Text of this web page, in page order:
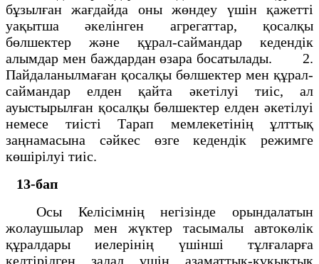
бұзылған жағдайда оны жөндеу үшiн қажеттi
уақытша әкелiнген агрегаттар, қосалқы
бөлшектер және құрал-саймандар кедендiк
алымдар мен баждардан өзара босатылады. 2.
Пайдаланылмаған қосалқы бөлшектер мен құрал-
саймандар елден қайта әкетiлуi тиiс, ал
ауыстырылған қосалқы бөлшектер елден әкетiлуi
немесе тиiстi Тарап мемлекетiнiң ұлттық
заңнамасына сәйкес өзге кедендiк режимге
көшiрiлуi тиiс.
13-бап
Осы Келiсiмнiң негiзiнде орындалатын
жолаушылар мен жүктер тасымалы автокөлiк
құралдары иелерiнiң үшiншi тұлғаларға
келтiрiлген залал үшiн азаматтық-құқықтық